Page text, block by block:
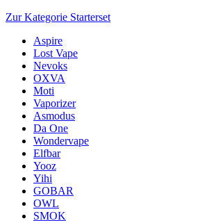
Zur Kategorie Starterset
Aspire
Lost Vape
Nevoks
OXVA
Moti
Vaporizer
Asmodus
Da One
Wondervape
Elfbar
Yooz
Yihi
GOBAR
OWL
SMOK